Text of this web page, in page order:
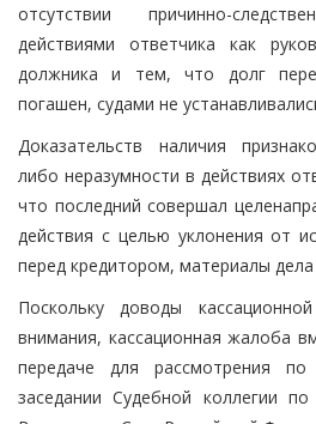
отсутствии причинно-
действиями ответчика как
должника и тем, что долг
погашен, судами не
Доказательств наличия
либо неразумности в действиях
что последний совершал
действия с целью уклонения от
перед кредитором, материалы
Поскольку доводы
внимания, кассационная жалоба
передаче для рассмотрения
заседании Судебной коллегии